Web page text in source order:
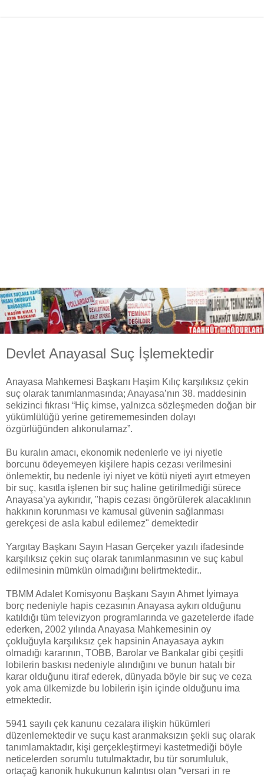
Devlet Anayasal Suç İşlemektedir
Anayasa Mahkemesi Başkanı Haşim Kılıç karşılıksız çekin
suç olarak tanımlanmasında; Anayasa’nın 38. maddesinin
sekizinci fıkrası “Hiç kimse, yalnızca sözleşmeden doğan bir
yükümlülüğü yerine getirememesinden dolayı
özgürlüğünden alıkonulamaz”.
Bu kuralın amacı, ekonomik nedenlerle ve iyi niyetle
borcunu ödeyemeyen kişilere hapis cezası verilmesini
önlemektir, bu nedenle iyi niyet ve kötü niyeti ayırt etmeyen
bir suç, kasıtla işlenen bir suç haline getirilmediği sürece
Anayasa’ya aykırıdır, "hapis cezası öngörülerek alacaklının
hakkının korunması ve kamusal güvenin sağlanması
gerekçesi de asla kabul edilemez" demektedir
Yargıtay Başkanı Sayın Hasan Gerçeker yazılı ifadesinde
karşılıksız çekin suç olarak tanımlanmasının ve suç kabul
edilmesinin mümkün olmadığını belirtmektedir..
TBMM Adalet Komisyonu Başkanı Sayın Ahmet İyimaya
borç nedeniyle hapis cezasının Anayasa aykırı olduğunu
katıldığı tüm televizyon programlarında ve gazetelerde ifade
ederken, 2002 yılında Anayasa Mahkemesinin oy
çokluğuyla karşılıksız çek hapsinin Anayasaya aykırı
olmadığı kararının, TOBB, Barolar ve Bankalar gibi çeşitli
lobilerin baskısı nedeniyle alındığını ve bunun hatalı bir
karar olduğunu itiraf ederek, dünyada böyle bir suç ve ceza
yok ama ülkemizde bu lobilerin işin içinde olduğunu ima
etmektedir.
5941 sayılı çek kanunu cezalara ilişkin hükümleri
düzenlemektedir ve suçu kast aranmaksızın şekli suç olarak
tanımlamaktadır, kişi gerçekleştirmeyi kastetmediği böyle
neticelerden sorumlu tutulmaktadır, bu tür sorumluluk,
ortaçağ kanonik hukukunun kalıntısı olan “versari in re